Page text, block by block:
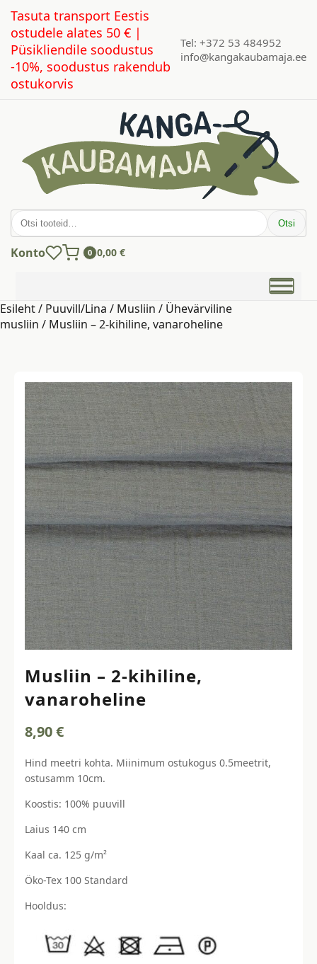
Tasuta transport Eestis
ostudele alates 50 € |
Püsikliendile soodustus
-10%, soodustus rakendub
ostukorvis
Tel: +372 53 484952
info@kangakaubamaja.ee
Otsi: Otsi
Konto 0 0,00 €
Esileht/ Puuvill/Lina / Musliin / Ühevärviline
musliin / Musliin – 2-kihiline, vanaroheline
Musliin – 2-kihiline,
vanaroheline
8,90€
Hind meetri kohta. Miinimum ostukogus 0.5meetrit,
ostusamm 10cm.
Koostis: 100% puuvill
Laius 140 cm
Kaal ca. 125 g/m²
Öko-Tex 100 Standard
Hooldus: